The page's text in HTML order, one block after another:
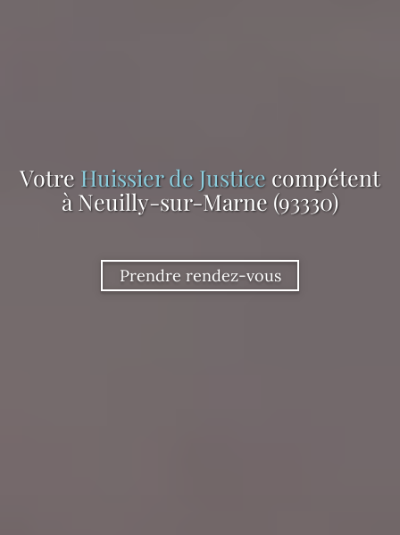
Votre Huissier de Justice compétent
à Neuilly-sur-Marne (93330)
Prendre rendez-vous